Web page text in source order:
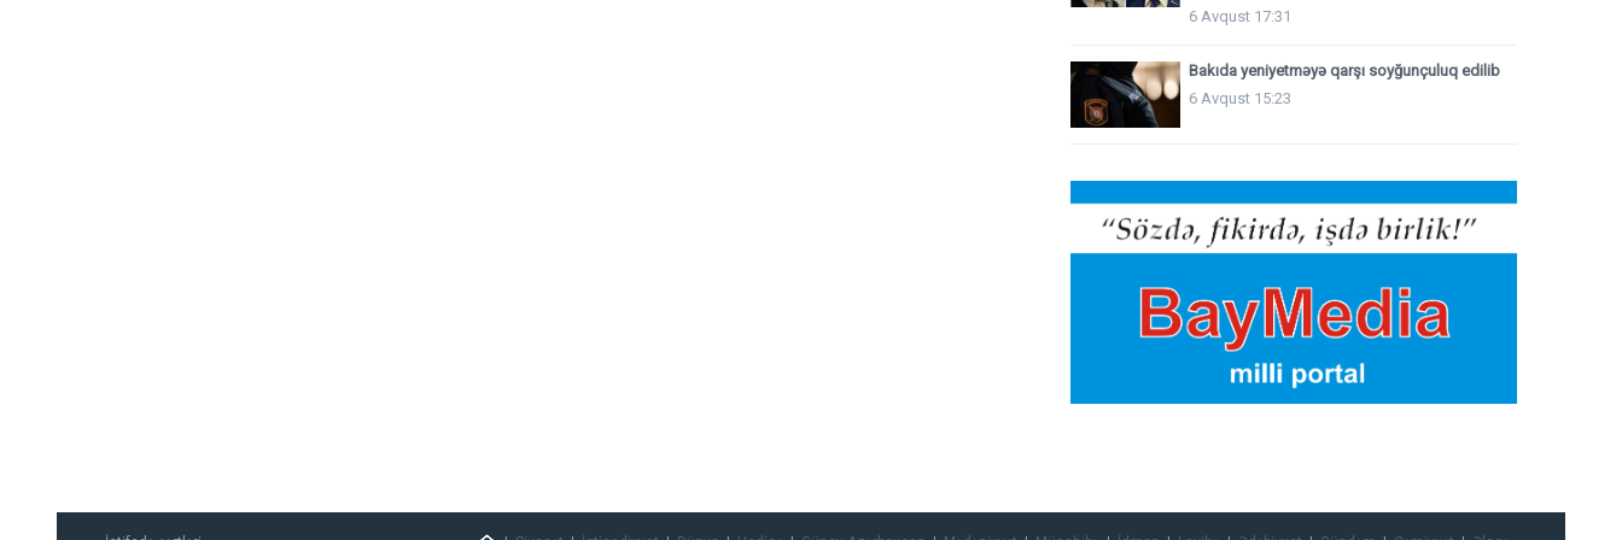
6 Avqust 17:31
Bakıda yeniyetməyə qarşı soyğunçuluq edilib
6 Avqust 15:23